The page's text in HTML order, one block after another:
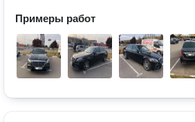
Примеры работ